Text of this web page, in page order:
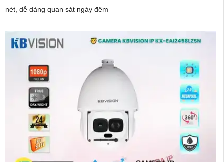
nét, dễ dàng quan sát ngày đêm